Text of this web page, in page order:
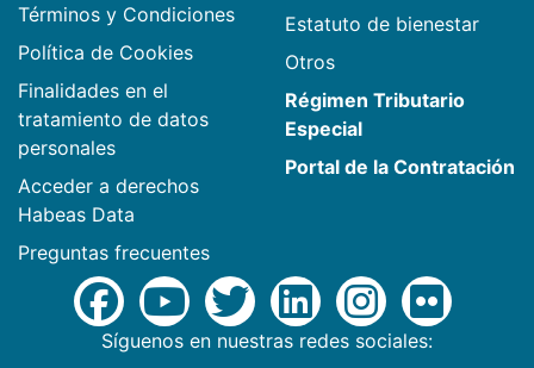
Términos y Condiciones
Política de Cookies
Finalidades en el
tratamiento de datos
personales
Acceder a derechos
Habeas Data
Preguntas frecuentes
Estatuto de bienestar
Otros
Régimen Tributario
Especial
Portal de la Contratación
Síguenos en nuestras redes sociales: